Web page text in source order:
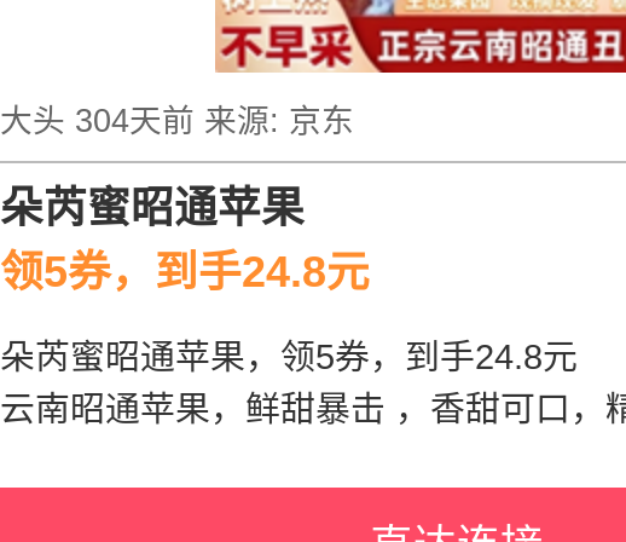
大头 304天前 来源: 京东
朵芮蜜昭通苹果
领5券，到手24.8元
朵芮蜜昭通苹果，领5券，到手24.8元
云南昭通苹果，鲜甜暴击 ，香甜可口，